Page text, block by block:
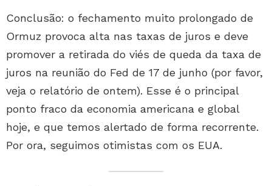
Conclusão: o fechamento muito prolongado de
Ormuz provoca alta nas taxas de juros e deve
promover a retirada do viés de queda da taxa de
juros na reunião do Fed de 17 de junho (por favor,
veja o relatório de ontem). Esse é o principal
ponto fraco da economia americana e global
hoje, e que temos alertado de forma recorrente.
Por ora, seguimos otimistas com os EUA.